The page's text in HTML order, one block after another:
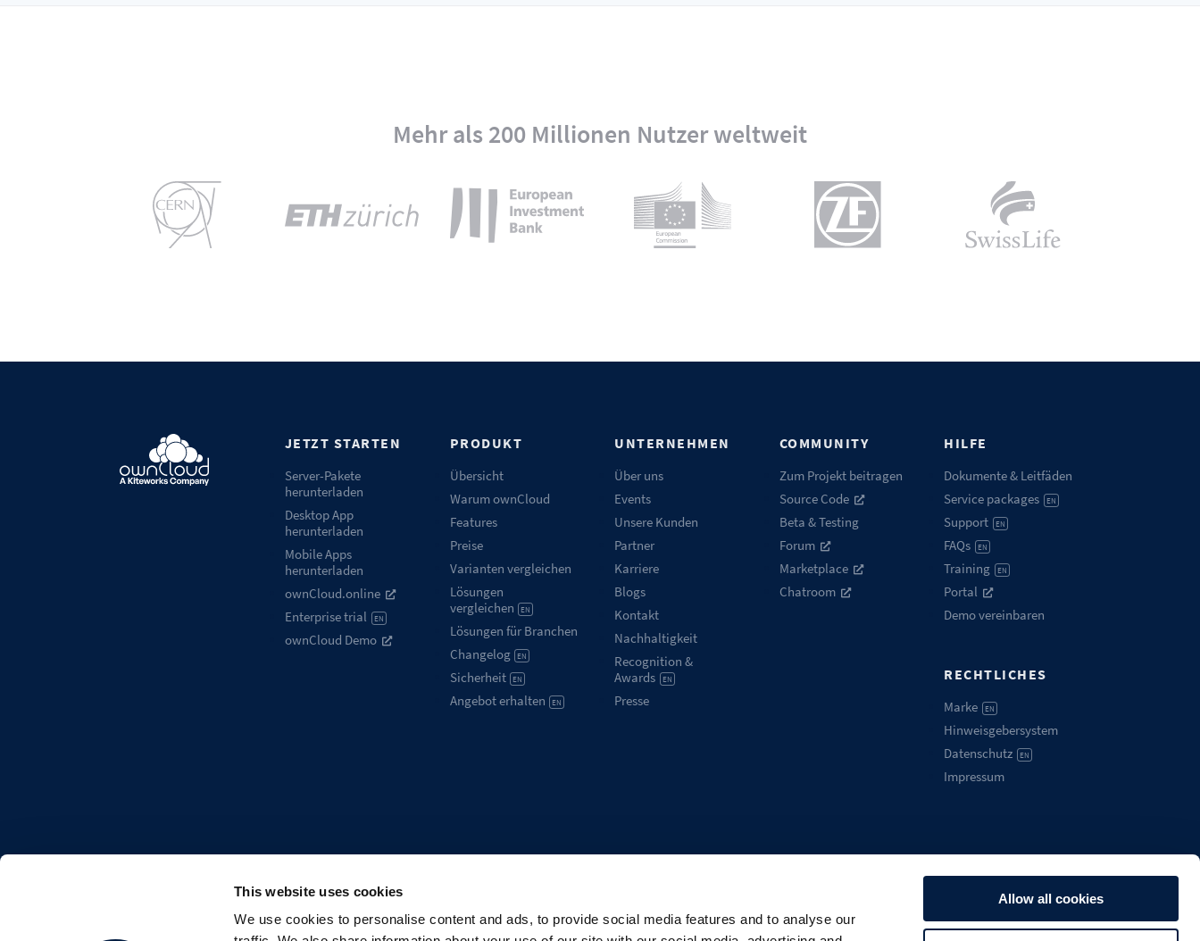
This website uses cookies
We use cookies to personalise content and ads, to provide social media features and to analyse our
Allow all cookies
Mehr als 200 Millionen Nutzer weltweit
JETZT STARTEN
Server-Pakete
herunterladen
Desktop App
herunterladen
Mobile Apps
herunterladen
ownCloud.online
Enterprise trial
EN
ownCloud Demo
PRODUKT
Übersicht
Warum ownCloud
Features
Preise
Varianten vergleichen
Lösungen
vergleichen
EN
Lösungen für Branchen
Changelog
EN
Sicherheit EN
Angebot erhalten EN
UNTERNEHMEN
Über uns
Events
Unsere Kunden
Partner
Karriere
Blogs
Kontakt
Nachhaltigkeit
Recognition &
Awards
EN
Presse
COMMUNITY
Zum Projekt beitragen
Source Code
Beta & Testing
Forum
Marketplace
Chatroom
HILFE
Dokumente & Leitfäden
Service packages
EN
Support EN
FAQs EN
Training EN
Portal
Demo vereinbaren
RECHTLICHES
Marke EN
Hinweisgebersystem
Datenschutz
EN
Impressum
Deutsch